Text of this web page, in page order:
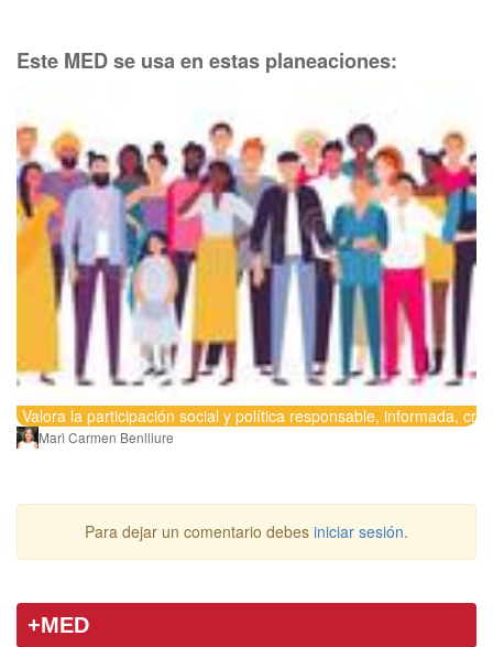
Este MED se usa en estas planeaciones:
Valora la participación social y política responsable, informada,
Marì Carmen Benlliure
Para dejar un comentario debes iniciar sesión.
+MED